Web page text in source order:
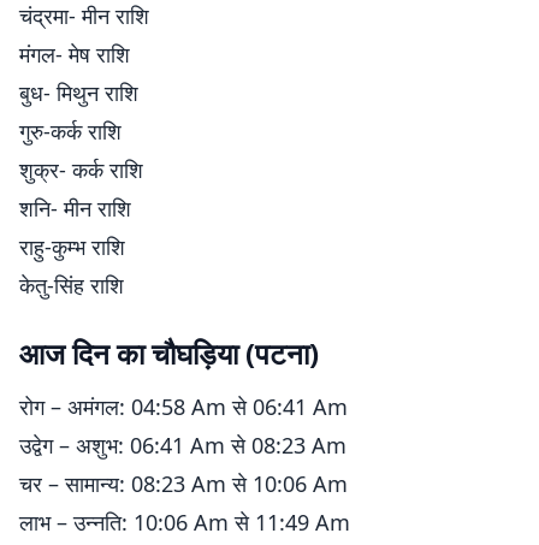
चंद्रमा- मीन राशि
मंगल- मेष राशि
बुध- मिथुन राशि
गुरु-कर्क राशि
शुक्र- कर्क राशि
शनि- मीन राशि
राहु-कुम्भ राशि
केतु-सिंह राशि
आज दिन का चौघड़िया (पटना)
रोग – अमंगल: 04:58 Am से 06:41 Am
उद्वेग – अशुभ: 06:41 Am से 08:23 Am
चर – सामान्य: 08:23 Am से 10:06 Am
लाभ – उन्नति: 10:06 Am से 11:49 Am